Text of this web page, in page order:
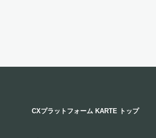
CXプラットフォーム KARTE トップ